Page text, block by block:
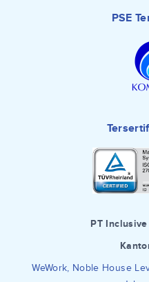
PSE
PT
WeWork, Noble House